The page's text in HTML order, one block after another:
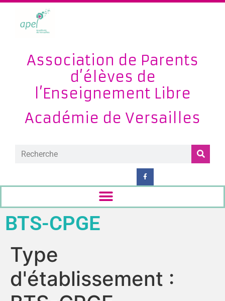
Association de Parents
d’élèves de
l’Enseignement Libre
Académie de Versailles
BTS-CPGE
Type
d'établissement :